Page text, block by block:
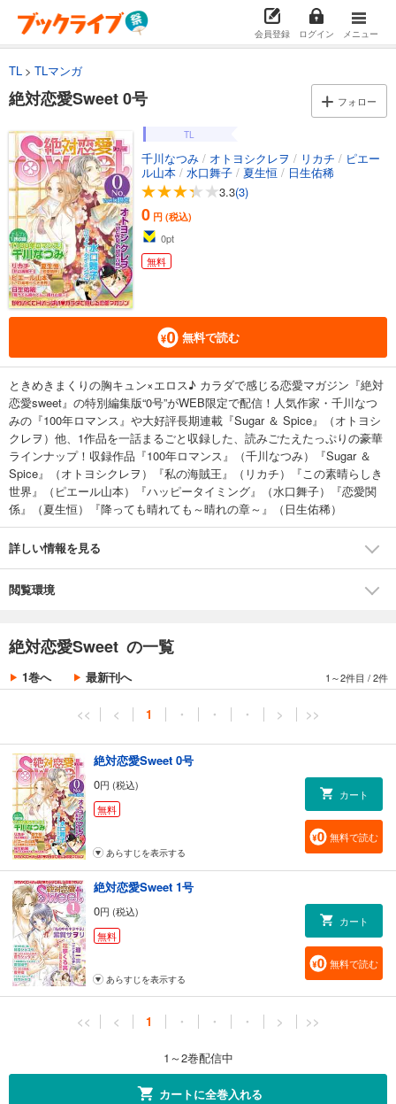
会員登録 ログイン メニュー
TL TLマンガ
絶対恋愛Sweet 0号 フォロー
TL
千川なつみ / オトヨシクレヲ / リカチ / ピエー
ル山本 / 水口舞子 / 夏生恒 / 日生佑稀
3.3(3)
0 円 (税込)
0pt
無料
無料で読む
ときめきまくりの胸キュン×エロス♪ カラダで感じる恋愛マガジン『絶対
恋愛sweet』の特別編集版“0号”がWEB限定で配信！人気作家・千川なつ
みの『100年ロマンス』や大好評長期連載『Sugar ＆ Spice』（オトヨシ
クレヲ）他、1作品を一話まるごと収録した、読みごたえたっぷりの豪華
ラインナップ！収録作品『100年ロマンス』（千川なつみ）『Sugar ＆
Spice』（オトヨシクレヲ）『私の海賊王』（リカチ）『この素晴らしき
世界』（ピエール山本）『ハッピータイミング』（水口舞子）『恋愛関
係』（夏生恒）『降っても晴れても～晴れの章～』（日生佑稀）
詳しい情報を見る
閲覧環境
絶対恋愛Sweet の一覧
1巻へ 最新刊へ 1～2件目 /2件
<< < 1 ・ ・ ・ > >>
絶対恋愛Sweet 0号
0円 (税込)
無料
カート
無料で読む
あらすじを表示する
絶対恋愛Sweet 1号
0円 (税込)
無料
カート
無料で読む
あらすじを表示する
<< < 1 ・ ・ ・ > >>
1～2巻配信中
カートに全巻入れる